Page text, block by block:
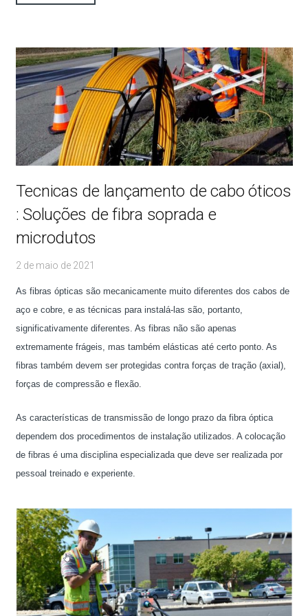
Tecnicas de lançamento de cabo óticos
: Soluções de fibra soprada e
microdutos
2 de maio de 2021
As fibras ópticas são mecanicamente muito diferentes dos cabos de
aço e cobre, e as técnicas para instalá-las são, portanto,
significativamente diferentes. As fibras não são apenas
extremamente frágeis, mas também elásticas até certo ponto. As
fibras também devem ser protegidas contra forças de tração (axial),
forças de compressão e flexão.
As características de transmissão de longo prazo da fibra óptica
dependem dos procedimentos de instalação utilizados. A colocação
de fibras é uma disciplina especializada que deve ser realizada por
pessoal treinado e experiente.